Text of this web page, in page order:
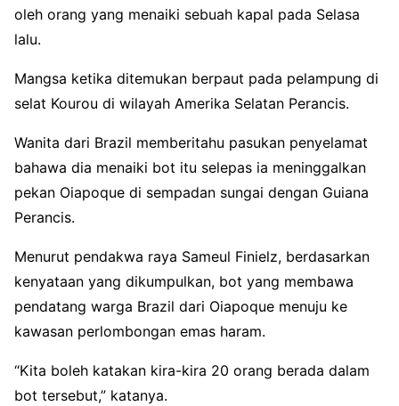
oleh orang yang menaiki sebuah kapal pada Selasa
lalu.
Mangsa ketika ditemukan berpaut pada pelampung di
selat Kourou di wilayah Amerika Selatan Perancis.
Wanita dari Brazil memberitahu pasukan penyelamat
bahawa dia menaiki bot itu selepas ia meninggalkan
pekan Oiapoque di sempadan sungai dengan Guiana
Perancis.
Menurut pendakwa raya Sameul Finielz, berdasarkan
kenyataan yang dikumpulkan, bot yang membawa
pendatang warga Brazil dari Oiapoque menuju ke
kawasan perlombongan emas haram.
“Kita boleh katakan kira-kira 20 orang berada dalam
bot tersebut,” katanya.